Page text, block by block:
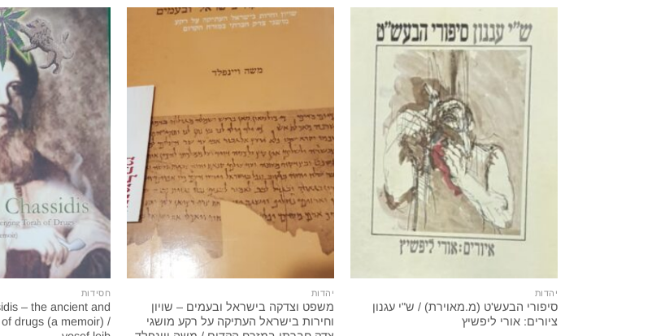
יהדות
סיפורי הבעש'ט (מ.מאוירת) / ש"י עגנון
ציורים: אורי ליפשיץ
יהדות
משפט וצדקה בישראל ובעמים – שויון
וחירות בישראל העתיקה על רקע מושגי
חסידות
– the ancient and
drugs (a memoir) /